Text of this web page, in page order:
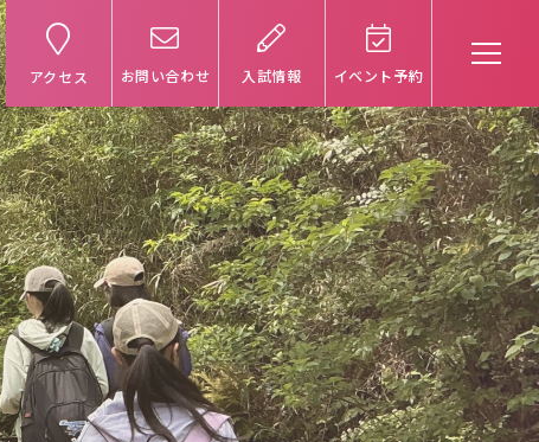
アクセス お問い合わせ 入試情報 イベント予約
受験生の方へ
卒業生の方へ
保護者の方へ
アクセスマップ
よくあるご質問